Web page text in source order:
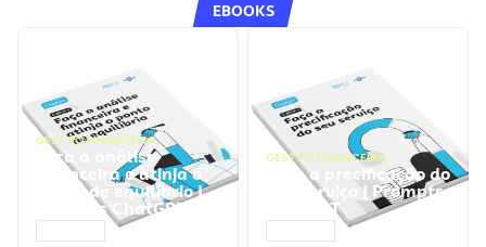
EBOOKS
GESTÃO FINANCEIRA
Faça a análise
financeira e atinja o
ponto de equilíbrio |
Prompts ChatGPT
GESTÃO FINANCEIRA
Faça a precificação do
seu serviço | Prompts
ChatGPT